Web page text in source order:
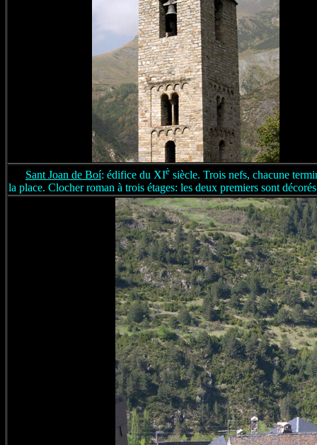
Sant Joan de Boí: édifice du XIè siècle. Trois nefs, chacune
la place. Clocher roman à trois étages: les deux premiers sont